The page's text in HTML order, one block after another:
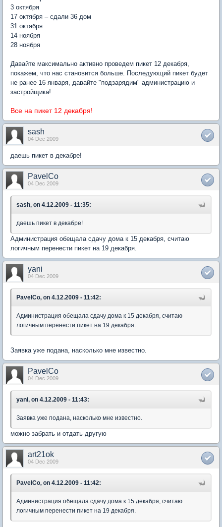
3 октября
17 октября – сдали 36 дом
31 октября
14 ноября
28 ноября
Давайте максимально активно проведем пикет 12 декабря,
покажем, что нас становится больше. Последующий пикет будет
не ранее 16 января, давайте "подзарядим" администрацию и
застройщика!
Все на пикет 12 декабря!
sash
04 Dec 2009
даешь пикет в декабре!
PavelCo
04 Dec 2009
sash, on 4.12.2009 - 11:35:
даешь пикет в декабре!
Администрация обещала сдачу дома к 15 декабря, считаю
логичным перенести пикет на 19 декабря.
yani
04 Dec 2009
PavelCo, on 4.12.2009 - 11:42:
Администрация обещала сдачу дома к 15 декабря, считаю
логичным перенести пикет на 19 декабря.
Заявка уже подана, насколько мне известно.
PavelCo
04 Dec 2009
yani, on 4.12.2009 - 11:43:
Заявка уже подана, насколько мне известно.
можно забрать и отдать другую
art21ok
04 Dec 2009
PavelCo, on 4.12.2009 - 11:42:
Администрация обещала сдачу дома к 15 декабря, считаю
логичным перенести пикет на 19 декабря.